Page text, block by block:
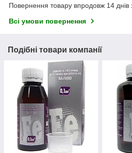
Повернення товару впродовж 14 днів
Всі умови повернення
Подібні товари компанії